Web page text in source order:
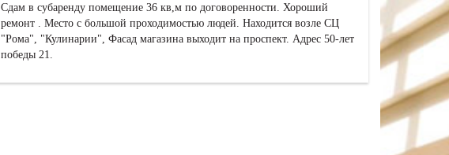
Сдам в субаренду помещение 36 кв,м по договоренности. Хороший
ремонт . Место с большой проходимостью людей. Находится возле СЦ
"Рома", "Кулинарии", Фасад магазина выходит на проспект. Адрес 50-лет
победы 21.